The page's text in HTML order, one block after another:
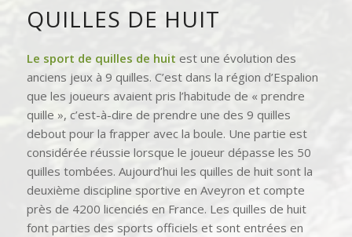
QUILLES DE HUIT
Le sport de quilles de huit est une évolution des
anciens jeux à 9 quilles. C’est dans la région d’Espalion
que les joueurs avaient pris l’habitude de « prendre
quille », c’est-à-dire de prendre une des 9 quilles
debout pour la frapper avec la boule. Une partie est
considérée réussie lorsque le joueur dépasse les 50
quilles tombées. Aujourd’hui les quilles de huit sont la
deuxième discipline sportive en Aveyron et compte
près de 4200 licenciés en France. Les quilles de huit
font parties des sports officiels et sont entrées en